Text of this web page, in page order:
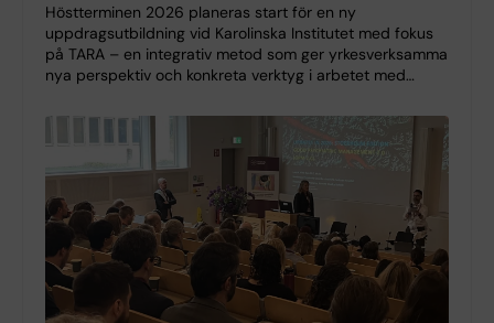
Höstterminen 2026 planeras start för en ny
uppdragsutbildning vid Karolinska Institutet med fokus
på TARA – en integrativ metod som ger yrkesverksamma
nya perspektiv och konkreta verktyg i arbetet med…